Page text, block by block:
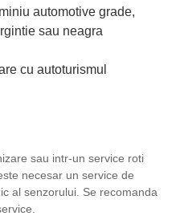
automotive grade,
sau neagra
cu autoturismul
sau intr-un service roti
necesar un service de
al senzorului. Se recomanda